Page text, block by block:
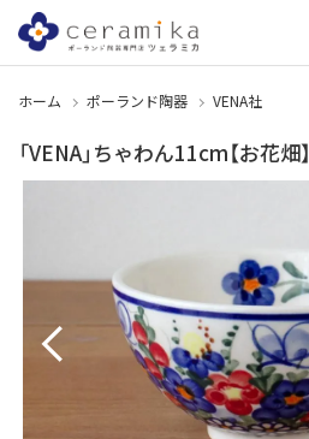
ホーム ポーランド陶器 VENA社
「VENA」ちゃわん11cm【お花畑】